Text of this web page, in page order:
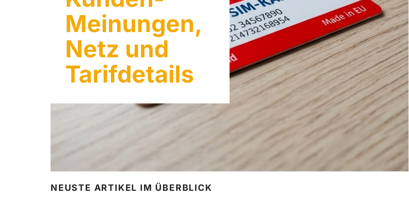
Meinungen,
Netz und
Tarifdetails
NEUSTE ARTIKEL IM ÜBERBLICK